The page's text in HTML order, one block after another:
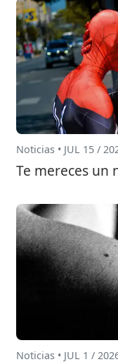
Noticias • JUL 15 /
Te mereces un
Noticias • JUL 1 /